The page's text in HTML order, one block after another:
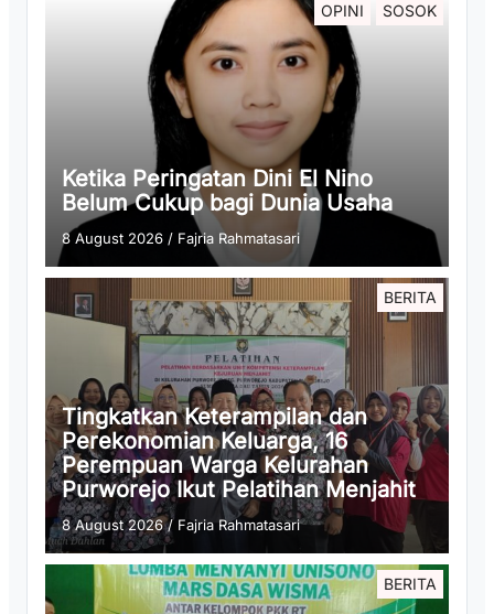
OPINI SOSOK
Ketika Peringatan Dini El Nino
Belum Cukup bagi Dunia Usaha
8 August 2026 / Fajria Rahmatasari
BERITA
Tingkatkan Keterampilan dan
Perekonomian Keluarga, 16
Perempuan Warga Kelurahan
Purworejo Ikut Pelatihan Menjahit
8 August 2026/ Fajria Rahmatasari
BERITA